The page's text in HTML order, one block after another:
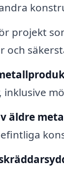
projekt
och
äldre